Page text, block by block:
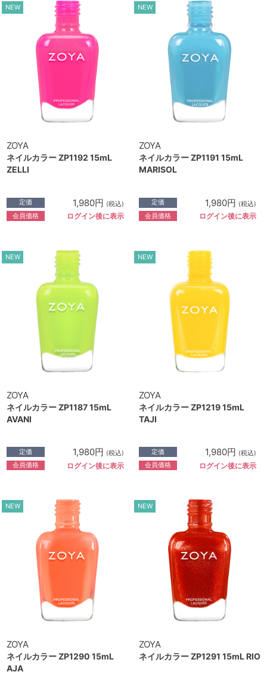
NEW
ZOYA
ネイルカラー ZP1192 15mL
ZELLI
定価 1,980円 (税込)
会員価格 ログイン後に表示
NEW
ZOYA
ネイルカラー ZP1191 15mL
MARISOL
定価 1,980円 (税込)
会員価格 ログイン後に表示
NEW
ZOYA
ネイルカラー ZP1187 15mL
AVANI
定価 1,980円 (税込)
会員価格 ログイン後に表示
NEW
ZOYA
ネイルカラー ZP1219 15mL
TAJI
定価 1,980円 (税込)
会員価格 ログイン後に表示
NEW
ZOYA
ネイルカラー ZP1290 15mL
AJA
NEW
ZOYA
ネイルカラー ZP1291 15mL RIO